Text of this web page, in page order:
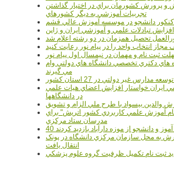
و پرورش کشورمان براي در اختيار گذاشتن
تجربيات آموزشي به ديگر کشورهاي
دانشجو در موسسه آموزش عالي قشم
افزايش تبادلات علمي و آموزشي ايران و ژاپن
تحصیل همزمان در دو رشته اعلام شد
انتخاب واحد را در پیام نور رعایت کنید
ثبت نام و مهمان در نیمسال اول پیام نور
هاي دكتري تخصصي دانشگاه هاي دولتي وام
مي گيرند
مدارس غير دولتي در 27 استان کشور
ايران خواستار افزايش اعضاي هيات علمي
در دانشگاهها
والدين بيسواد با طرح ملي الزام و تشويق
آموزش علمي كاربردي كشور اتريش" براي
مدرسان ستاد مرکزي
آموز و دانشجو از موزه دارآباد بازديد کردند
به محل سازمان مرکزي دانشگاه در پونک
انتقال يافت
ثبت نام تکميل ظرفيت گروه علوم پزشکي